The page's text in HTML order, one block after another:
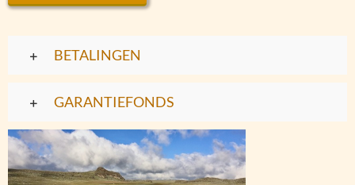
BETALINGEN
GARANTIEFONDS